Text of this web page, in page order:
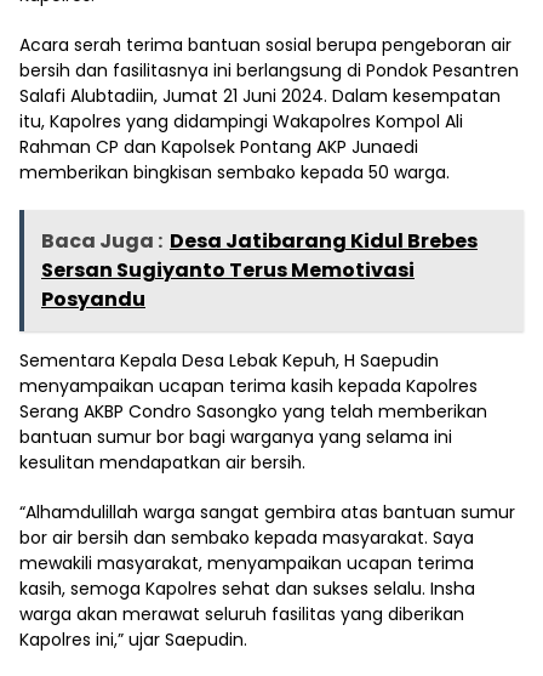
Acara serah terima bantuan sosial berupa pengeboran air
bersih dan fasilitasnya ini berlangsung di Pondok Pesantren
Salafi Alubtadiin, Jumat 21 Juni 2024. Dalam kesempatan
itu, Kapolres yang didampingi Wakapolres Kompol Ali
Rahman CP dan Kapolsek Pontang AKP Junaedi
memberikan bingkisan sembako kepada 50 warga.
Baca Juga : Desa Jatibarang Kidul Brebes
Sersan Sugiyanto Terus Memotivasi
Posyandu
Sementara Kepala Desa Lebak Kepuh, H Saepudin
menyampaikan ucapan terima kasih kepada Kapolres
Serang AKBP Condro Sasongko yang telah memberikan
bantuan sumur bor bagi warganya yang selama ini
kesulitan mendapatkan air bersih.
“Alhamdulillah warga sangat gembira atas bantuan sumur
bor air bersih dan sembako kepada masyarakat. Saya
mewakili masyarakat, menyampaikan ucapan terima
kasih, semoga Kapolres sehat dan sukses selalu. Insha
warga akan merawat seluruh fasilitas yang diberikan
Kapolres ini,” ujar Saepudin.